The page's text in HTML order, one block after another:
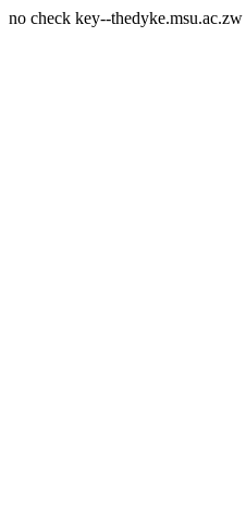
no check key--thedyke.msu.ac.zw